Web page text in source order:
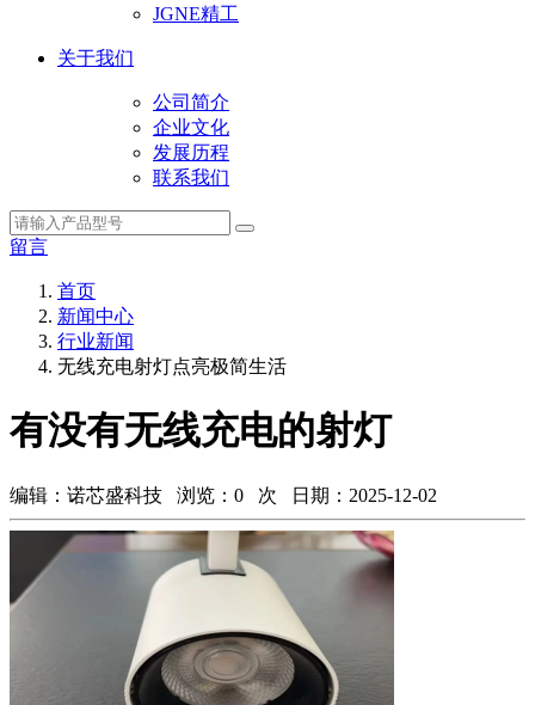
JGNE精工
关于我们
公司简介
企业文化
发展历程
联系我们
留言
首页
新闻中心
行业新闻
无线充电射灯点亮极简生活
有没有无线充电的射灯
编辑：诺芯盛科技 浏览： 0 次 日期：2025-12-02